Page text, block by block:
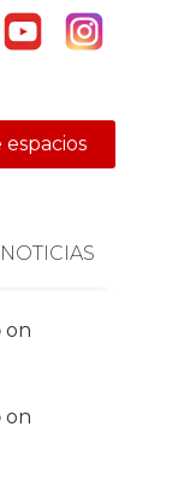
NOTICIAS
on
on